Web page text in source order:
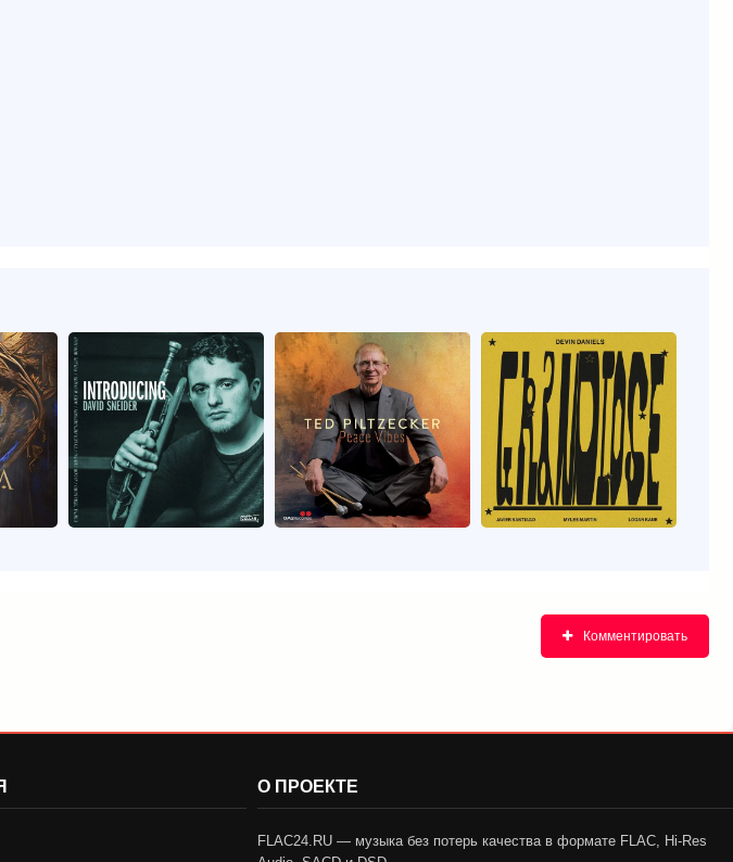
Комментировать
О ПРОЕКТЕ
FLAC24.RU — музыка без потерь качества в формате FLAC, Hi-Res